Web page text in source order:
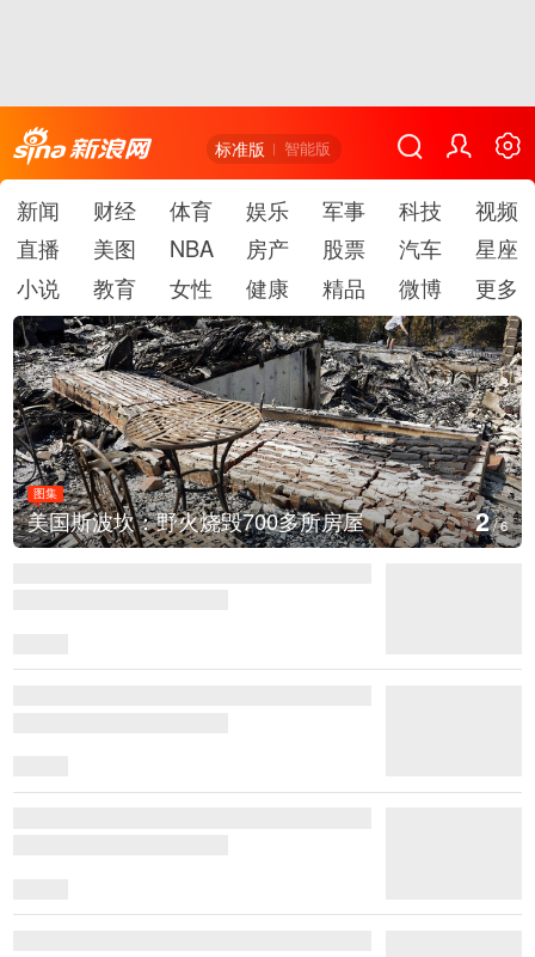
标准版 智能版
新闻 财经 体育 娱乐 军事 科技
视频
直播
美图 NBA 房产 股票 汽车
星座
小说
教育 女性 健康 精品 微博 更多
图集
美国斯波坎：野火烧毁700多所房屋 2/6